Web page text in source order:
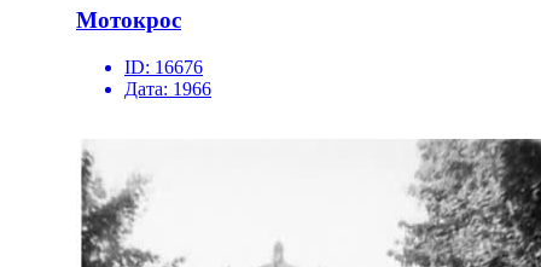
Мотокрос
ID: 16676
Дата: 1966